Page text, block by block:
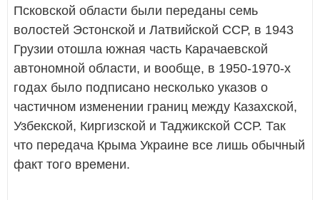
Псковской области были переданы семь
волостей Эстонской и Латвийской ССР, в 1943
Грузии отошла южная часть Карачаевской
автономной области, и вообще, в 1950-1970-х
годах было подписано несколько указов о
частичном изменении границ между Казахской,
Узбекской, Киргизской и Таджикской ССР. Так
что передача Крыма Украине все лишь обычный
факт того времени.